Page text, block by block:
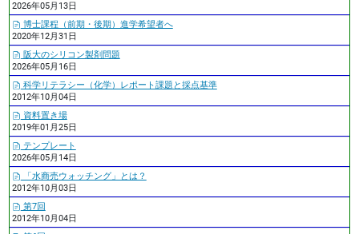
2026年05月13日
博士課程（前期・後期）進学希望者へ
2020年12月31日
阪大のシリコン製剤問題
2026年05月16日
科学リテラシー（化学）レポート課題と採点基準
2012年10月04日
資料置き場
2019年01月25日
テンプレート
2026年05月14日
「水商売ウォッチング」とは？
2012年10月03日
第7回
2012年10月04日